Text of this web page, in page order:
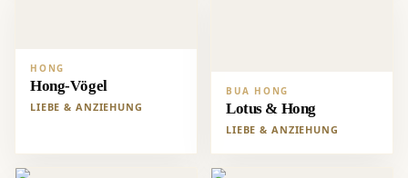
HONG
Hong-Vögel
LIEBE & ANZIEHUNG
BUA HONG
Lotus & Hong
LIEBE & ANZIEHUNG